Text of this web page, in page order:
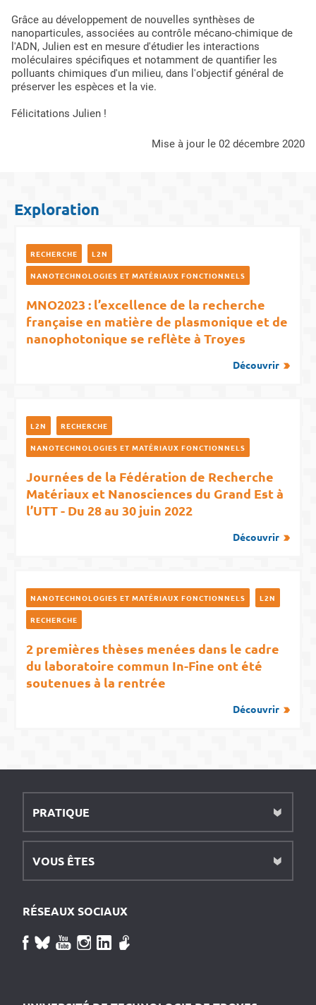
Grâce au développement de nouvelles synthèses de
nanoparticules, associées au contrôle mécano-chimique de
l'ADN, Julien est en mesure d'étudier les interactions
moléculaires spécifiques et notamment de quantifier les
polluants chimiques d'un milieu, dans l'objectif général de
préserver les espèces et la vie.
Félicitations Julien !
mise à jour le 02 décembre 2020
Exploration
RECHERCHE L2N
NANOTECHNOLOGIES ET MATÉRIAUX FONCTIONNELS
MNO2023 : l’excellence de la recherche
française en matière de plasmonique et de
nanophotonique se reflète à Troyes
Découvrir
L2N RECHERCHE
NANOTECHNOLOGIES ET MATÉRIAUX FONCTIONNELS
Journées de la Fédération de Recherche
Matériaux et Nanosciences du Grand Est à
l’UTT - Du 28 au 30 juin 2022
Découvrir
NANOTECHNOLOGIES ET MATÉRIAUX FONCTIONNELS L2N
RECHERCHE
2 premières thèses menées dans le cadre
du laboratoire commun In-Fine ont été
soutenues à la rentrée
Découvrir
PRATIQUE
VOUS ÊTES
RÉSEAUX SOCIAUX